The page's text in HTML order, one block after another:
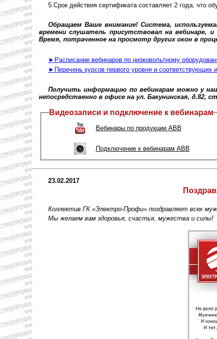
5.Срок действия сертификата составляет 2 года, что
Обращаем Ваше внимание! Cистема,
времени слушатель присутствовал на вебинаре,
Время, потраченное на просмотр других окон в
►Расписание вебинаров по низковольтному
►Перечень курсов первого уровня и соответствующих
Получить информацию по вебинарам можно у
непосредственно в офисе на ул. Бакунинская, д.82,
Видеозаписи и подключение к вебинарам
Вебинары по продукции АВВ
Подключение к вебинарам АВВ
23.02.2017
Коллектив ГК «Электро-Профи» поздравляет всех
Мы желаем вам здоровья, счастья, мужества и силы!